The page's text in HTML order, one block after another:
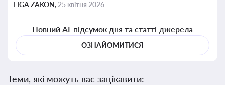
LIGA ZAKON, 25 квітня 2026
Повний AI-підсумок дня та статті-джерела
ОЗНАЙОМИТИСЯ
Теми, які можуть вас зацікавити: